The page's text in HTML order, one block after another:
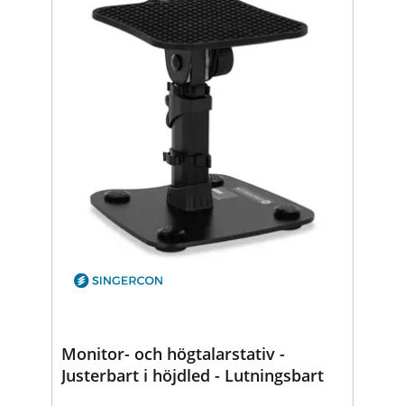
Monitor- och högtalarstativ -
Justerbart i höjdled - Lutningsbart